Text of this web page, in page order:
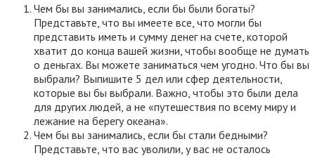
Чем бы вы занимались, если бы были богаты?
Представьте, что вы имеете все, что могли бы
представить иметь и сумму денег на счете, которой
хватит до конца вашей жизни, чтобы вообще не думать
о деньгах. Вы можете заниматься чем угодно. Что бы вы
выбрали? Выпишите 5 дел или сфер деятельности,
которые вы бы выбрали. Важно, чтобы это были дела
для других людей, а не «путешествия по всему миру и
лежание на берегу океана».
Чем бы вы занимались, если бы стали бедными?
Представьте, что вас уволили, у вас не осталось